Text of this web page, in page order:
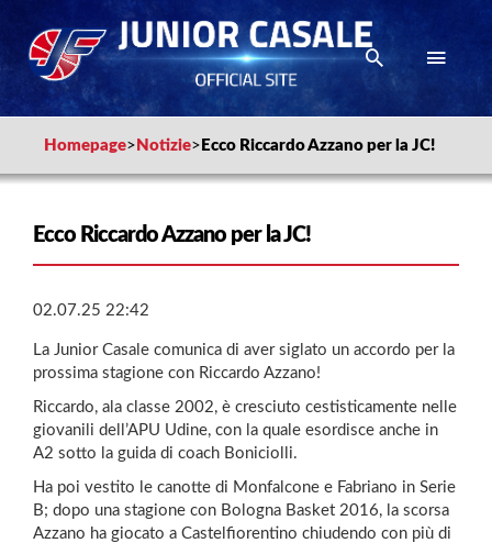
Homepage> Notizie> Ecco Riccardo Azzano per la JC!
Ecco Riccardo Azzano per la JC!
02.07.25 22:42
La Junior Casale comunica di aver siglato un accordo per la
prossima stagione con Riccardo Azzano!
Riccardo, ala classe 2002, è cresciuto cestisticamente nelle
giovanili dell’APU Udine, con la quale esordisce anche in
A2 sotto la guida di coach Boniciolli.
Ha poi vestito le canotte di Monfalcone e Fabriano in Serie
B; dopo una stagione con Bologna Basket 2016, la scorsa
Azzano ha giocato a Castelfiorentino chiudendo con più di